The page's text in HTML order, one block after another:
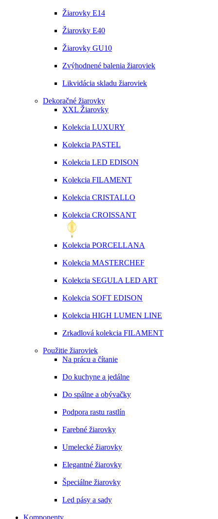
Žiarovky E14
Žiarovky E40
Žiarovky GU10
Zvýhodnené balenia žiaroviek
Likvidácia skladu žiaroviek
Dekoračné žiarovky
XXL Žiarovky
Kolekcia LUXURY
Kolekcia PASTEL
Kolekcia LED EDISON
Kolekcia FILAMENT
Kolekcia CRISTALLO
Kolekcia CROISSANT
Kolekcia PORCELLANA
Kolekcia MASTERCHEF
Kolekcia SEGULA LED ART
Kolekcia SOFT EDISON
Kolekcia HIGH LUMEN LINE
Zrkadlová kolekcia FILAMENT
Použitie žiaroviek
Na prácu a čítanie
Do kuchyne a jedálne
Do spálne a obývačky
Podpora rastu rastlín
Farebné žiarovky
Umelecké žiarovky
Elegantné žiarovky
Špeciálne žiarovky
Led pásy a sady
Komponenty